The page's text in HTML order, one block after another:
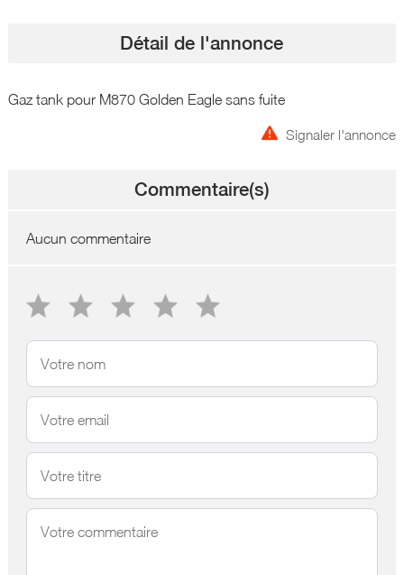
Détail de l'annonce
Gaz tank pour M870 Golden Eagle sans fuite
Signaler l'annonce
Commentaire(s)
Aucun commentaire